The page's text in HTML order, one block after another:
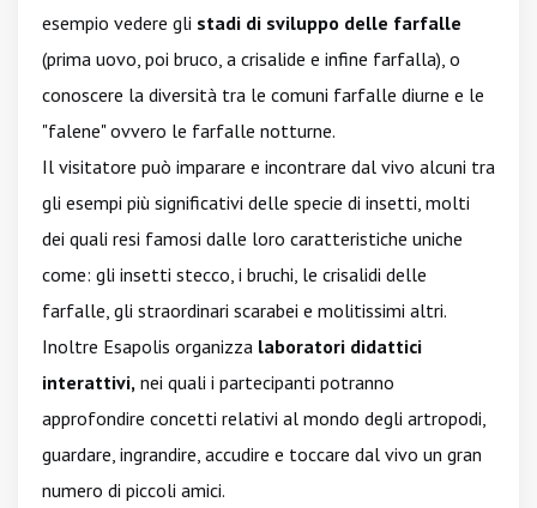
esempio vedere gli stadi di sviluppo delle farfalle
(prima uovo, poi bruco, a crisalide e infine farfalla), o
conoscere la diversità tra le comuni farfalle diurne e le
"falene" ovvero le farfalle notturne.
Il visitatore può imparare e incontrare dal vivo alcuni tra
gli esempi più significativi delle specie di insetti, molti
dei quali resi famosi dalle loro caratteristiche uniche
come: gli insetti stecco, i bruchi, le crisalidi delle
farfalle, gli straordinari scarabei e molitissimi altri.
Inoltre Esapolis organizza laboratori didattici
interattivi, nei quali i partecipanti potranno
approfondire concetti relativi al mondo degli artropodi,
guardare, ingrandire, accudire e toccare dal vivo un gran
numero di piccoli amici.